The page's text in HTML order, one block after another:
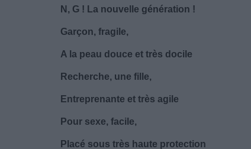
N, G ! La nouvelle génération !
Garçon, fragile,
A la peau douce et très docile
Recherche, une fille,
Entreprenante et très agile
Pour sexe, facile,
Placé sous très haute protection